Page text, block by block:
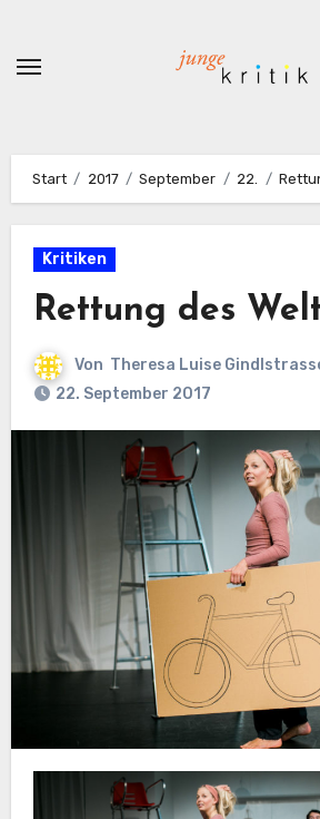
springen
Start 2017 September 22.
Kritiken
Rettung des
Von Theresa Luise
22. September 2017